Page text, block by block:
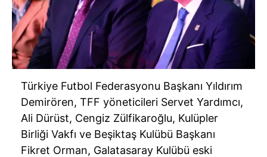
Türkiye Futbol Federasyonu Başkanı Yıldırım
Demirören, TFF yöneticileri Servet Yardımcı,
Ali Dürüst, Cengiz Zülfikaroğlu, Kulüpler
Birliği Vakfı ve Beşiktaş Kulübü Başkanı
Fikret Orman, Galatasaray Kulübü eski